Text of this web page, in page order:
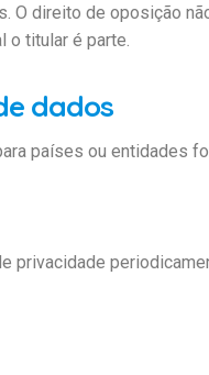
direito de oposição
o titular é parte.
dados
países ou entidades
privacidade